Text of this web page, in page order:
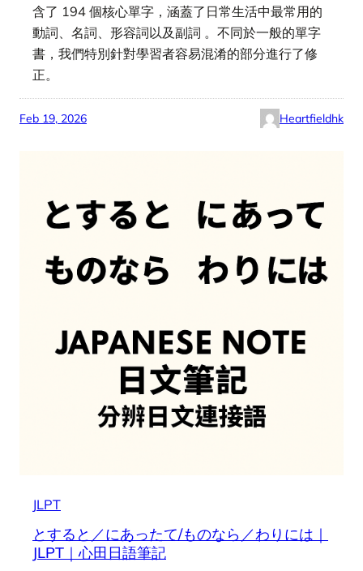
含了 194 個核心單字，涵蓋了日常生活中最常用的
動詞、名詞、形容詞以及副詞 。不同於一般的單字
書，我們特別針對學習者容易混淆的部分進行了修
正。
Feb 19, 2026 Heartfieldhk
JLPT
とすると／にあったて/ものなら／わりには｜
JLPT｜心田日語筆記